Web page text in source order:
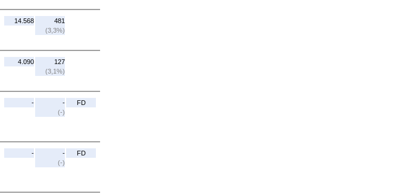
14.568
481
(3,3%)
4.090
127
(3,1%)
-
-
(-)
FD
-
-
(-)
FD